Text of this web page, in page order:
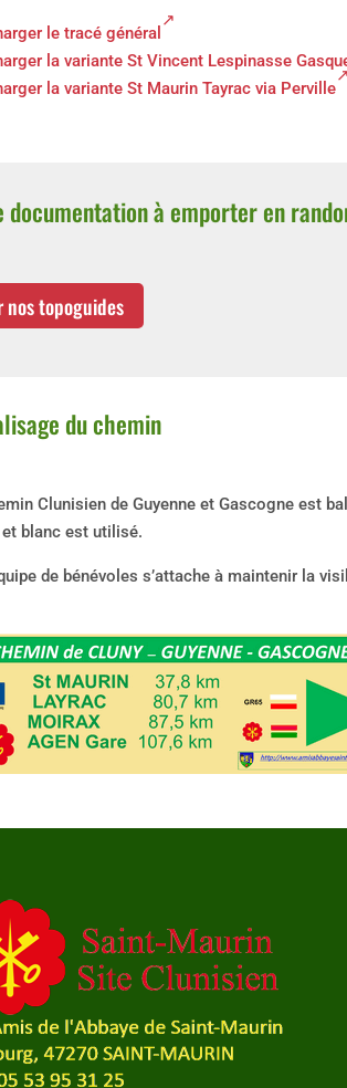
le tracé général
la variante St Vincent Lespinasse
la variante St Maurin Tayrac via Perville
documentation à emporter en
nos topoguides
du chemin
Clunisien de Guyenne et Gascogne est
blanc est utilisé.
de bénévoles s’attache à maintenir la